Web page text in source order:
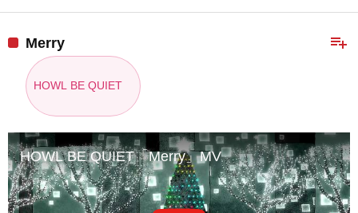
playlist_add
Merry
HOWL BE QUIET
HOWL BE QUIET「Merry」MV